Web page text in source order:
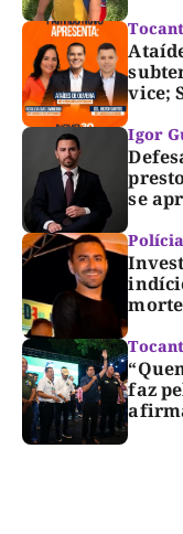
vice;
Igor
se
Polícia
faz